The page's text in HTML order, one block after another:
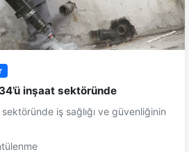
inşaat sektöründe
iş sağlığı ve güvenliğinin